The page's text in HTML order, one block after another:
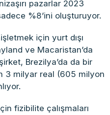
pazarlar 2023
%8’ini oluşturuyor.
için yurt dışı
ve Macaristan’da
Brezilya’da da bir
3 milyar real (605 milyon
fizibilite çalışmaları